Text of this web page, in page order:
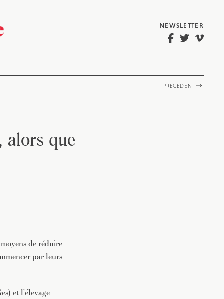
NEWSLETTER
PRÉCÉDENT
alors que
de réduire
par leurs
et l’élevage
une